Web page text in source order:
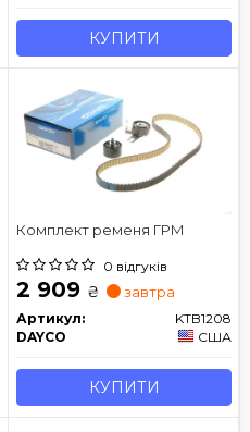
КУПИТИ
Комплект ременя ГРМ
0 відгуків
2 909 ₴ завтра
Артикул:
KTB1208
DAYCO
США
КУПИТИ